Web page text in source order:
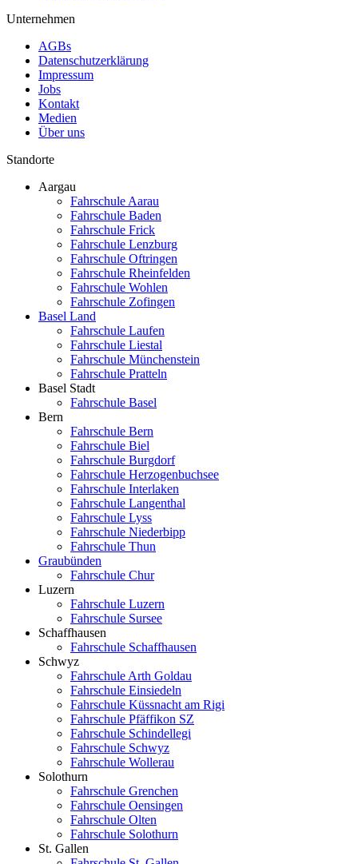
Unternehmen
AGBs
Datenschutzerklärung
Impressum
Jobs
Kontakt
Medien
Über uns
Standorte
Aargau
Fahrschule Aarau
Fahrschule Baden
Fahrschule Frick
Fahrschule Lenzburg
Fahrschule Oftringen
Fahrschule Rheinfelden
Fahrschule Wohlen
Fahrschule Zofingen
Basel Land
Fahrschule Laufen
Fahrschule Liestal
Fahrschule Münchenstein
Fahrschule Pratteln
Basel Stadt
Fahrschule Basel
Bern
Fahrschule Bern
Fahrschule Biel
Fahrschule Burgdorf
Fahrschule Herzogenbuchsee
Fahrschule Interlaken
Fahrschule Langenthal
Fahrschule Lyss
Fahrschule Niederbipp
Fahrschule Thun
Graubünden
Fahrschule Chur
Luzern
Fahrschule Luzern
Fahrschule Sursee
Schaffhausen
Fahrschule Schaffhausen
Schwyz
Fahrschule Arth Goldau
Fahrschule Einsiedeln
Fahrschule Küssnacht am Rigi
Fahrschule Pfäffikon SZ
Fahrschule Schindellegi
Fahrschule Schwyz
Fahrschule Wollerau
Solothurn
Fahrschule Grenchen
Fahrschule Oensingen
Fahrschule Olten
Fahrschule Solothurn
St. Gallen